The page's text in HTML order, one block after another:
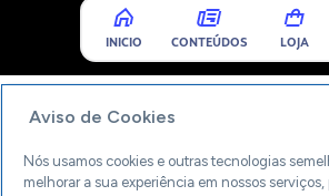
INICIO CONTEÚDOS LOJA
Aviso de Cookies
Nós usamos cookies e outras tecnologias
melhorar a sua experiência em nossos